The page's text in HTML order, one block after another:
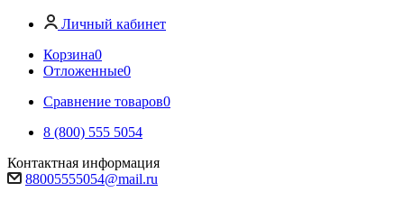
Личный кабинет
Корзина0
Отложенные0
Сравнение товаров0
8 (800) 555 5054
Контактная информация
88005555054@mail.ru